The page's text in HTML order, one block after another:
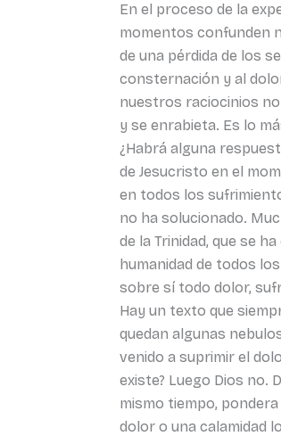
En el proceso de la
momentos confunden
de una pérdida de los
consternación y al
nuestros raciocinios
y se enrabieta. Es lo
¿Habrá alguna
de Jesucristo en el
en todos los
no ha solucionado.
de la Trinidad, que se
humanidad de todos
sobre sí todo dolor,
Hay un texto que
quedan algunas
venido a suprimir el
existe? Luego Dios no.
mismo tiempo,
dolor o una calamidad